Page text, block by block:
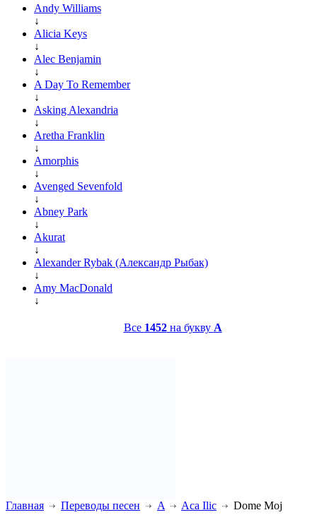
Andy Williams
↓
Alicia Keys
↓
Alec Benjamin
↓
A Day To Remember
↓
Asking Alexandria
↓
Aretha Franklin
↓
Amorphis
↓
Avenged Sevenfold
↓
Abney Park
↓
Akurat
↓
Alexander Rybak (Александр Рыбак)
↓
Amy MacDonald
↓
Все 1452на букву A
Главная Переводы песен A Aca Ilic Dome Moj